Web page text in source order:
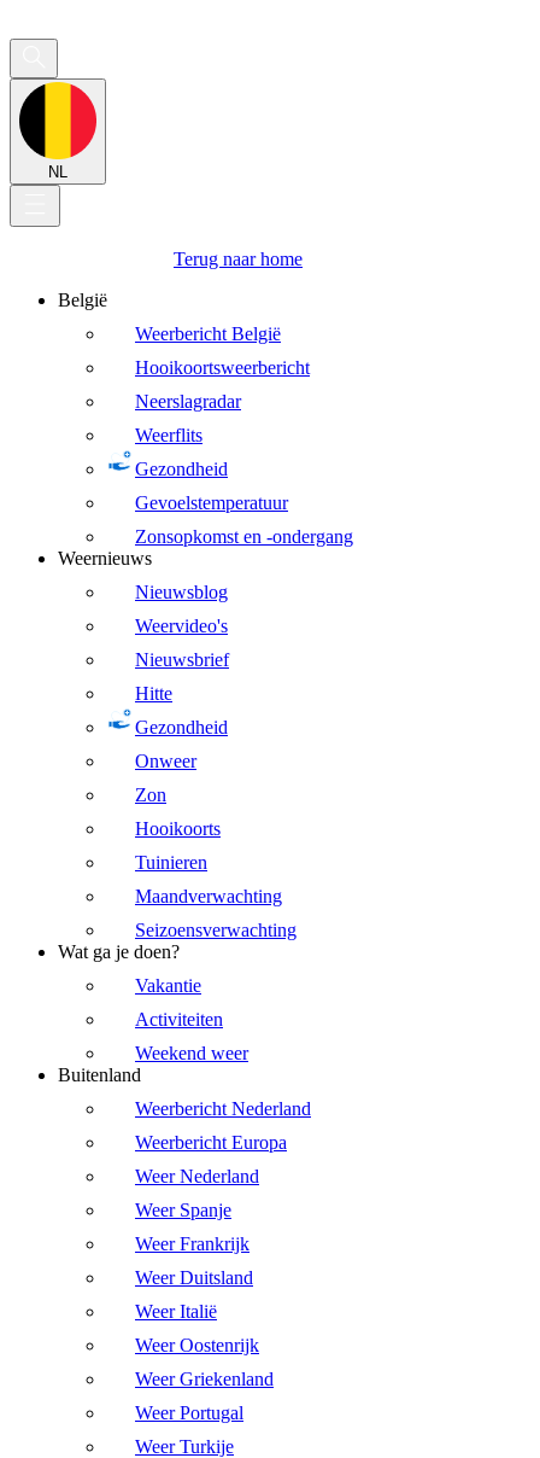
NL
Terug naar home
België
Weerbericht België
Hooikoortsweerbericht
Neerslagradar
Weerflits
Gezondheid
Gevoelstemperatuur
Zonsopkomst en -ondergang
Weernieuws
Nieuwsblog
Weervideo's
Nieuwsbrief
Hitte
Gezondheid
Onweer
Zon
Hooikoorts
Tuinieren
Maandverwachting
Seizoensverwachting
Wat ga je doen?
Vakantie
Activiteiten
Weekend weer
Buitenland
Weerbericht Nederland
Weerbericht Europa
Weer Nederland
Weer Spanje
Weer Frankrijk
Weer Duitsland
Weer Italië
Weer Oostenrijk
Weer Griekenland
Weer Portugal
Weer Turkije